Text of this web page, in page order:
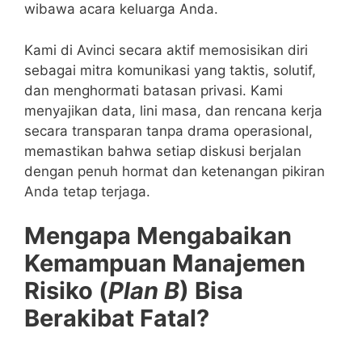
wibawa acara keluarga Anda.
Kami di Avinci secara aktif memosisikan diri
sebagai mitra komunikasi yang taktis, solutif,
dan menghormati batasan privasi. Kami
menyajikan data, lini masa, dan rencana kerja
secara transparan tanpa drama operasional,
memastikan bahwa setiap diskusi berjalan
dengan penuh hormat dan ketenangan pikiran
Anda tetap terjaga.
Mengapa Mengabaikan
Kemampuan Manajemen
Risiko (Plan B) Bisa
Berakibat Fatal?